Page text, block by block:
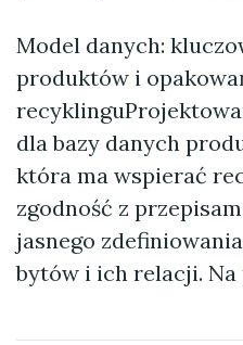
Model danych:
produktów i
dla bazy danych
która ma wspierać
zgodność z
jasnego
bytów i ich relacji. Na